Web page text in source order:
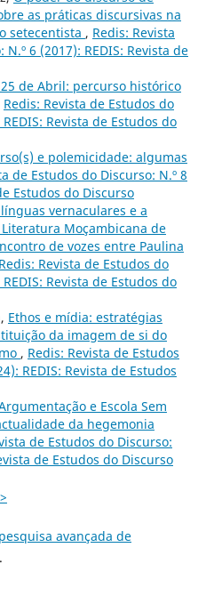
as práticas discursivas na
setecentista , Redis: Revista
6 (2017): REDIS: Revista de
de Abril: percurso histórico
Redis: Revista de Estudos do
Revista de Estudos do
e polemicidade: algumas
de Estudos do Discurso: N.º 8
Estudos do Discurso
vernaculares e a
Moçambicana de
de vozes entre Paulina
Redis: Revista de Estudos do
Revista de Estudos do
Ethos e mídia: estratégias
da imagem de si do
, Redis: Revista de Estudos
REDIS: Revista de Estudos
e Escola Sem
da hegemonia
de Estudos do Discurso:
de Estudos do Discurso
avançada de